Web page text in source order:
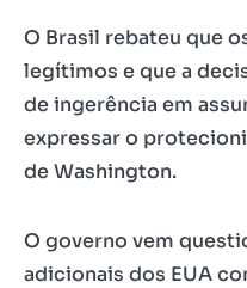
O Brasil rebateu que
legítimos e que a
de ingerência em
expressar o
de Washington.
O governo vem
adicionais dos EUA